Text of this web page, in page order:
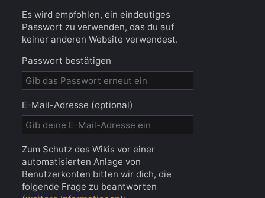
Es wird empfohlen, ein eindeutiges
Passwort zu verwenden, das du auf
keiner anderen Website verwendest.
Passwort bestätigen
E-Mail-Adresse (optional)
Zum Schutz des Wikis vor einer
automatisierten Anlage von
Benutzerkonten bitten wir dich, die
folgende Frage zu beantworten